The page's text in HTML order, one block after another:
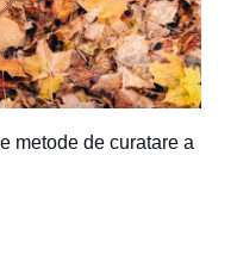
metode de curatare a